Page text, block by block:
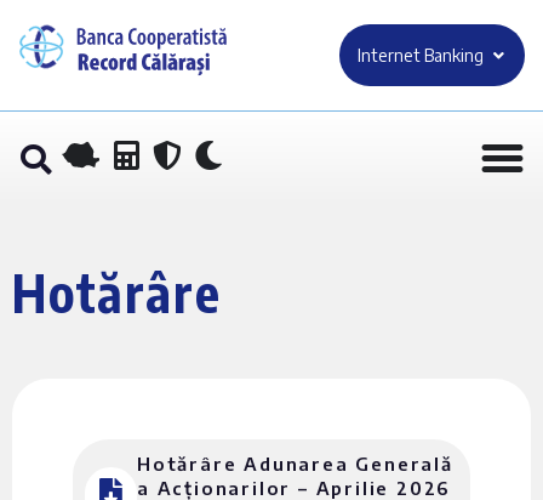
Internet Banking
Hotărâre
Hotărâre Adunarea Generală
a Acționarilor – Aprilie 2026